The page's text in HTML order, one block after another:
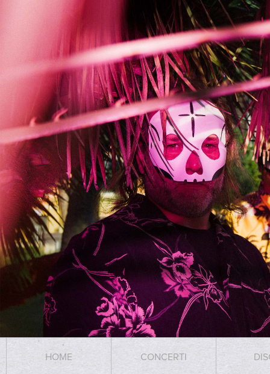
HOME CONCERTI